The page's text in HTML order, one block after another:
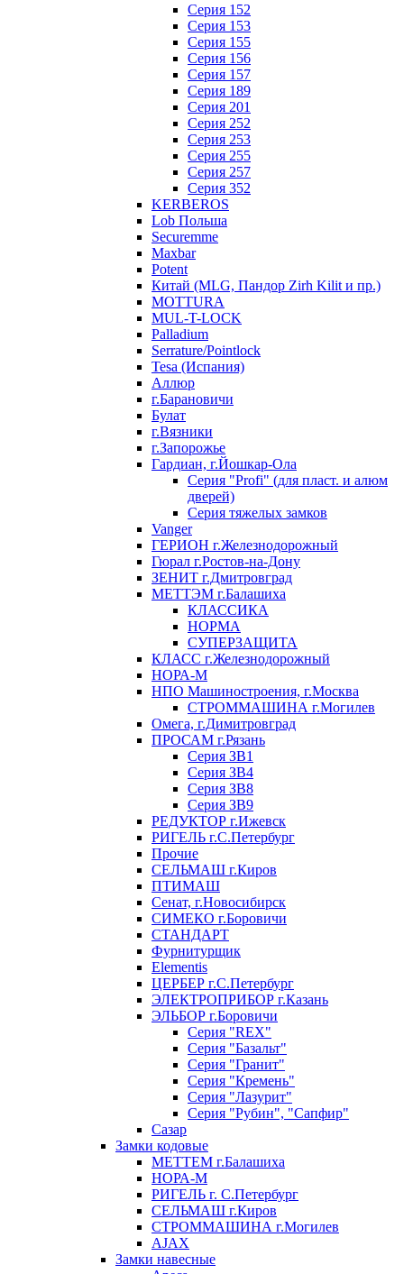
Серия 152
Серия 153
Серия 155
Серия 156
Серия 157
Серия 189
Серия 201
Серия 252
Серия 253
Серия 255
Серия 257
Серия 352
KERBEROS
Lob Польша
Securemme
Maxbar
Potent
Китай (MLG, Пандор Zirh Kilit и пр.)
MOTTURA
MUL-T-LOCK
Palladium
Serrature/Pointlock
Tesa (Испания)
Аллюр
г.Барановичи
Булат
г.Вязники
г.Запорожье
Гардиан, г.Йошкар-Ола
Серия "Profi" (для пласт. и алюм
дверей)
Серия тяжелых замков
Vanger
ГЕРИОН г.Железнодорожный
Гюрал г.Ростов-на-Дону
ЗЕНИТ г.Дмитровград
МЕТТЭМ г.Балашиха
КЛАССИКА
НОРМА
СУПЕРЗАЩИТА
КЛАСС г.Железнодорожный
НОРА-М
НПО Машиностроения, г.Москва
СТРОММАШИНА г.Могилев
Омега, г.Димитровград
ПРОСАМ г.Рязань
Серия ЗВ1
Серия ЗВ4
Серия ЗВ8
Серия ЗВ9
РЕДУКТОР г.Ижевск
РИГЕЛЬ г.С.Петербург
Прочие
СЕЛЬМАШ г.Киров
ПТИМАШ
Сенат, г.Новосибирск
СИМЕКО г.Боровичи
СТАНДАРТ
Фурнитурщик
Elementis
ЦЕРБЕР г.С.Петербург
ЭЛЕКТРОПРИБОР г.Казань
ЭЛЬБОР г.Боровичи
Серия "REX"
Серия "Базальт"
Серия "Гранит"
Серия "Кремень"
Серия "Лазурит"
Серия "Рубин", "Сапфир"
Сазар
Замки кодовые
МЕТТЕМ г.Балашиха
НОРА-М
РИГЕЛЬ г. С.Петербург
СЕЛЬМАШ г.Киров
СТРОММАШИНА г.Могилев
AJAX
Замки навесные